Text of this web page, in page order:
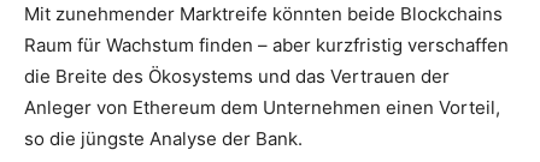
Mit zunehmender Marktreife könnten beide Blockchains
Raum für Wachstum finden – aber kurzfristig verschaffen
die Breite des Ökosystems und das Vertrauen der
Anleger von Ethereum dem Unternehmen einen Vorteil,
so die jüngste Analyse der Bank.